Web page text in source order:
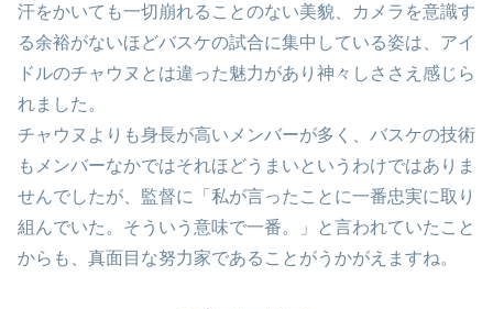
汗をかいても一切崩れることのない美貌、カメラを意識す
る余裕がないほどバスケの試合に集中している姿は、アイ
ドルのチャウヌとは違った魅力があり神々しささえ感じら
れました。
チャウヌよりも身長が高いメンバーが多く、バスケの技術
もメンバーなかではそれほどうまいというわけではありま
せんでしたが、監督に「私が言ったことに一番忠実に取り
組んでいた。そういう意味で一番。」と言われていたこと
からも、真面目な努力家であることがうかがえますね。